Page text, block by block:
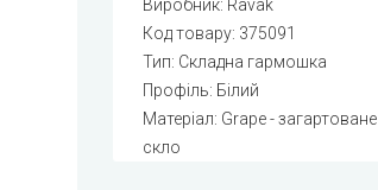
Виробник: Ravak
Код товару: 375091
Тип: Складна гармошка
Профіль: Білий
Матеріал: Grape - загартоване
скло